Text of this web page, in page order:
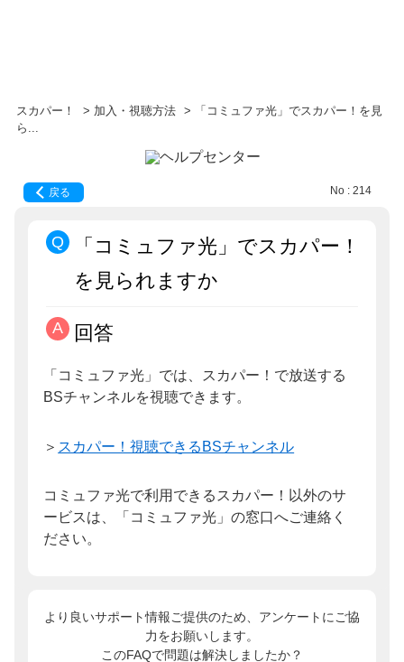
スカパー！ > 加入・視聴方法 >
「コミュファ光」でスカパー！を見
ら...
戻る No : 214
「コミュファ光」でスカパー！
を見られますか
回答
「コミュファ光」では、スカパー！で放送する
BSチャンネルを視聴できます。
＞ スカパー！視聴できるBSチャンネル
コミュファ光で利用できるスカパー！以外のサ
ービスは、「コミュファ光」の窓口へご連絡く
ださい。
より良いサポート情報ご提供のため、アンケートにご協
力をお願いします。
このFAQで問題は解決しましたか？